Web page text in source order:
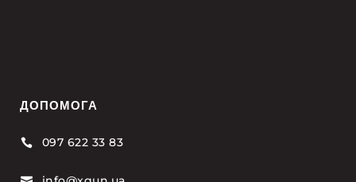
ДОПОМОГА
 097 622 33 83